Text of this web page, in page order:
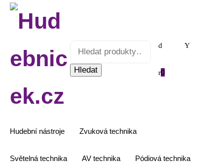
Hledat:
Hledat 0
Hudební nástroje Zvuková technika
Světelná technika AV technika Pódiová technika
Čarodějnická